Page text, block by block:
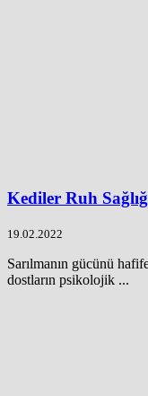
Kediler Ruh
19.02.2022
Sarılmanın gücünü
dostların psikolojik ...